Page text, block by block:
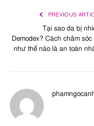
PREVIOUS
Tại sao da bị
Demodex? Cách chăm sóc
như thế nào là an toàn